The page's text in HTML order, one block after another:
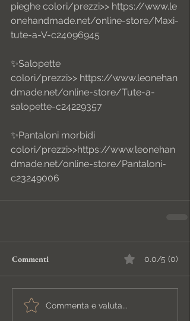
pieghe colori/prezzi>> https://www.le
onehandmade.net/online-store/Maxi-
tute-a-V-c24096945
✨Salopette
colori/prezzi>> https://www.leonehan
dmade.net/online-store/Tute-a-
salopette-c24229357
✨Pantaloni morbidi
colori/prezzi>>https://www.leonehan
dmade.net/online-store/Pantaloni-
c23249006
Commenti 0.0/5 (0)
Commenta e valuta...